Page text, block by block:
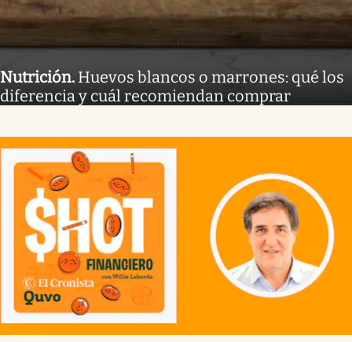
Nutrición. Huevos blancos o marrones: qué los
diferencia y cuál recomiendan comprar